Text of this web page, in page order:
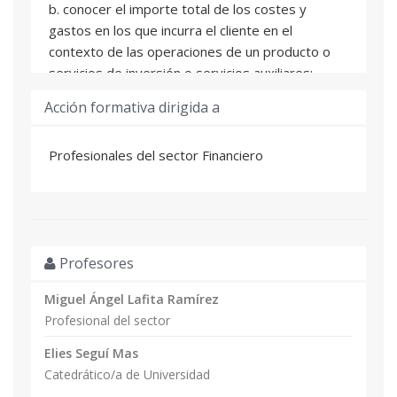
b. conocer el importe total de los costes y
gastos en los que incurra el cliente en el
contexto de las operaciones de un producto o
servicios de inversión o servicios auxiliares;
servicios de inversión o servicios auxiliares;
financieros y cómo afectan al valor y fijación de
globales en los mercados financieros y en el
que proporcionan información a los clientes;
f. conocer la diferencia entre escenarios de
rendimientos pasados y rendimientos futuros,
así como las limitaciones de los pronósticos de
Acción formativa dirigida a
Profesionales del sector Financiero
Profesores
Miguel Ángel Lafita Ramírez
Profesional del sector
Elies Seguí Mas
Catedrático/a de Universidad